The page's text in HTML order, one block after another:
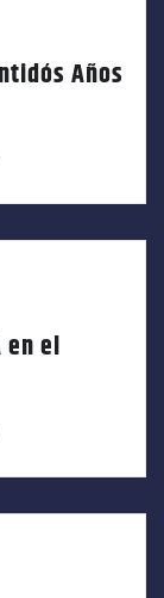
Años
en el